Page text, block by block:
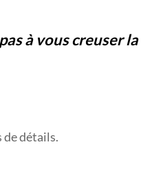
à vous creuser la
de détails.